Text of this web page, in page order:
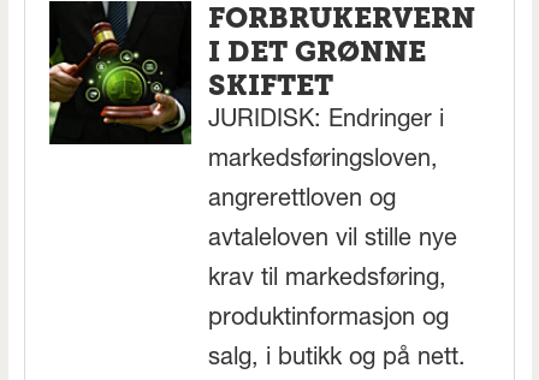
FORBRUKERVERN
I DET GRØNNE
SKIFTET
JURIDISK: Endringer i
markedsføringsloven,
angrerettloven og
avtaleloven vil stille nye
krav til markedsføring,
produktinformasjon og
salg, i butikk og på nett.